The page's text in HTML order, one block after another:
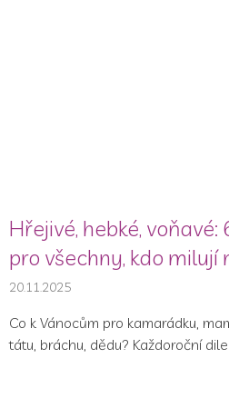
Hřejivé, hebké,
pro všechny, kdo milují
20.11.2025
Co k Vánocům pro kamarádku,
tátu, bráchu, dědu? Každoroční